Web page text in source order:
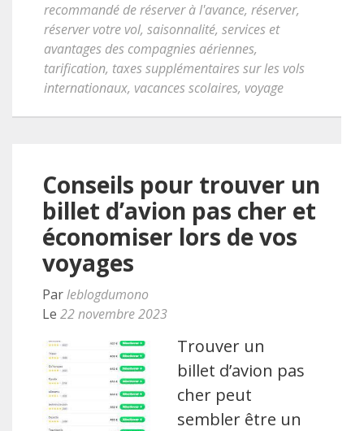
recommandé de réserver à l'avance, réserver,
réserver votre vol, saisonnalité, services et
avantages des compagnies aériennes,
tarification, taxes supplémentaires sur les vols
internationaux, vacances scolaires, voyage
Conseils pour trouver un
billet d’avion pas cher et
économiser lors de vos
voyages
Parleblogdumono
Le 22 novembre 2023
Trouver un
billet d’avion pas
cher peut
sembler être un